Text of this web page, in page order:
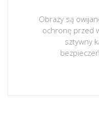
Obrazy są
ochronę przed
sztywny